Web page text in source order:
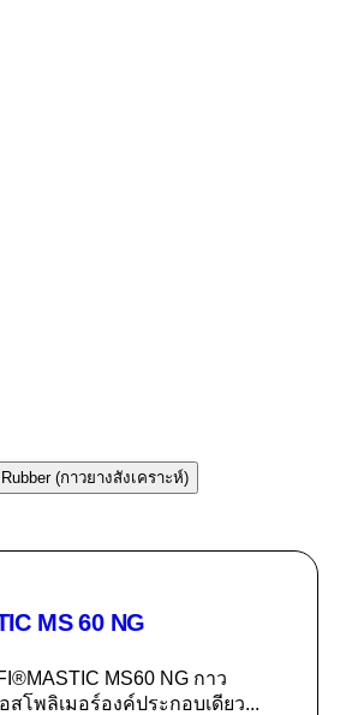
(กาวยางสังเคราะห์)
MS 60 NG
MS60 NG กาว
สโพลิเมอร์องค์ประกอบเดียว...